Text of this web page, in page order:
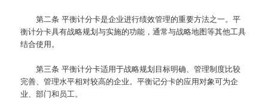
第二条 平衡计分卡是企业进行绩效管理的重要方法之一。平
衡计分卡具有战略规划与实施的功能，通常与战略地图等其他工具
结合使用。
第三条 平衡计分卡适用于战略规划目标明确、管理制度比较
完善、管理水平相对较高的企业。平衡记分卡的应用对象可为企
业、部门和员工。